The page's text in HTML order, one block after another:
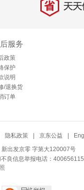
省 天天低
服务
政策
保护
说明
/退换货
订单
隐私政策 京东公益
出发京零 字第大120007号
良信息举报电话：